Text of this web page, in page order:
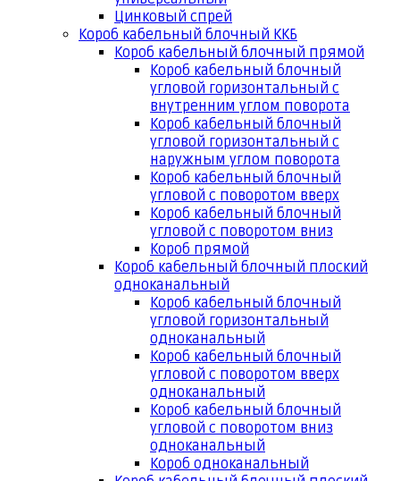
Цинковый спрей
Короб кабельный блочный ККБ
Короб кабельный блочный прямой
Короб кабельный блочный
угловой горизонтальный с
внутренним углом поворота
Короб кабельный блочный
угловой горизонтальный с
наружным углом поворота
Короб кабельный блочный
угловой с поворотом вверх
Короб кабельный блочный
угловой с поворотом вниз
Короб прямой
Короб кабельный блочный плоский
одноканальный
Короб кабельный блочный
угловой горизонтальный
одноканальный
Короб кабельный блочный
угловой с поворотом вверх
одноканальный
Короб кабельный блочный
угловой с поворотом вниз
одноканальный
Короб одноканальный